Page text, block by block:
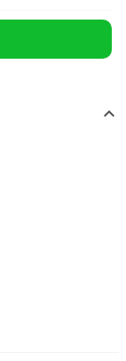
keyboard_arrow_up